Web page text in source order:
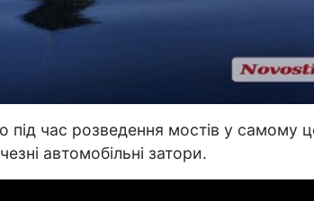
під час розведення мостів у самому
автомобільні затори.